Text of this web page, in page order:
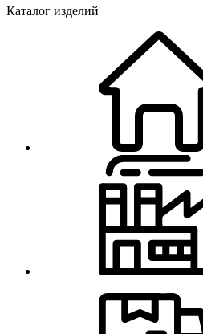
Каталог изделий